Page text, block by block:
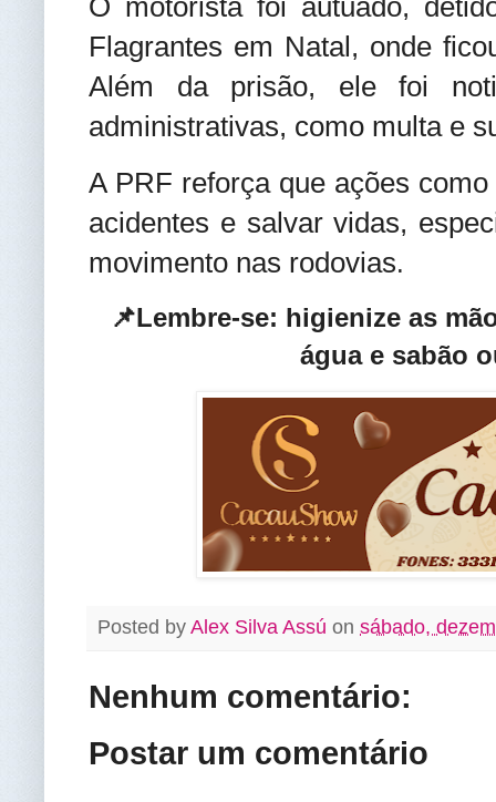
Flagrantes em Natal, onde
Além da prisão, ele foi
administrativas, como multa e
A PRF reforça que ações
acidentes e salvar vidas,
movimento nas rodovias.
📌Lembre-se: higienize as
água e sabão
Posted by Alex Silva Assú on sábado,
Nenhum comentário:
Postar um comentário